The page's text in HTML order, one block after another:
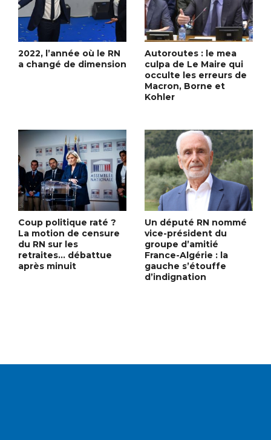
2022, l’année où le RN
a changé de dimension
Autoroutes : le mea
culpa de Le Maire qui
occulte les erreurs de
Macron, Borne et
Kohler
Coup politique raté ?
La motion de censure
du RN sur les
retraites… débattue
après minuit
Un député RN nommé
vice-président du
groupe d’amitié
France-Algérie : la
gauche s’étouffe
d’indignation